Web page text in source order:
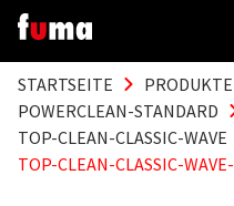
STARTSEITE PRODUKTE
POWERCLEAN-STANDARD
TOP-CLEAN-CLASSIC-WAVE
TOP-CLEAN-CLASSIC-